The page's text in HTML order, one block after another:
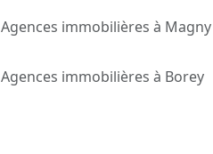
Agences immobilières à Magny
Agences immobilières à Borey